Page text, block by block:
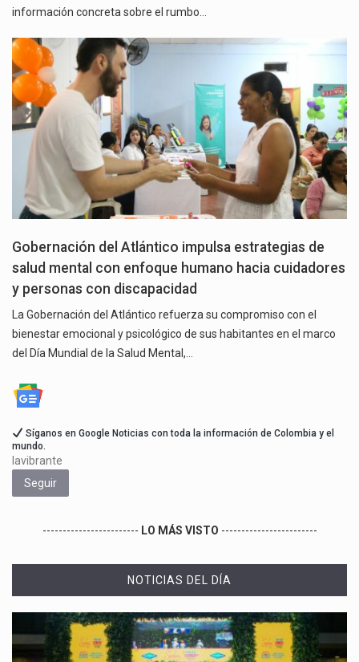
información concreta sobre el rumbo…
Gobernación del Atlántico impulsa estrategias de
salud mental con enfoque humano hacia cuidadores
y personas con discapacidad
La Gobernación del Atlántico refuerza su compromiso con el
bienestar emocional y psicológico de sus habitantes en el marco
del Día Mundial de la Salud Mental,…
Síganos en Google Noticias con toda la información de Colombia y el
mundo.
lavibrante
Seguir
------------------------ LO MÁS VISTO ------------------------
NOTICIAS DEL DÍA